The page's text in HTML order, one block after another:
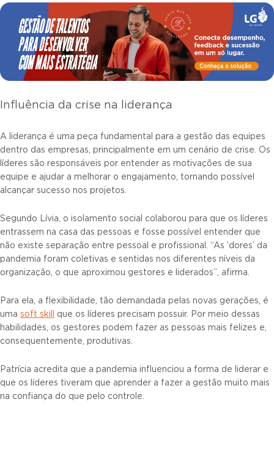
Influência da crise na liderança
A liderança é uma peça fundamental para a gestão das equipes
dentro das empresas, principalmente em um cenário de crise. Os
líderes são responsáveis por entender as motivações de sua
equipe e ajudar a melhorar o engajamento, tornando possível
alcançar sucesso nos projetos.
Segundo Lívia, o isolamento social colaborou para que os líderes
entrassem na casa das pessoas e fosse possível entender que
não existe separação entre pessoal e profissional. “As ‘dores’ da
pandemia foram coletivas e sentidas nos diferentes níveis da
organização, o que aproximou gestores e liderados”, afirma.
Para ela, a flexibilidade, tão demandada pelas novas gerações, é
uma soft skill
que os líderes precisam possuir. Por meio dessas
habilidades, os gestores podem fazer as pessoas mais felizes e,
consequentemente, produtivas.
Patrícia acredita que a pandemia influenciou a forma de liderar e
que os líderes tiveram que aprender a fazer a gestão muito mais
na confiança do que pelo controle.